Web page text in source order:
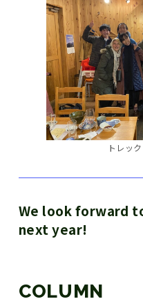
トレッ
We look forward
next year!
COLUMN